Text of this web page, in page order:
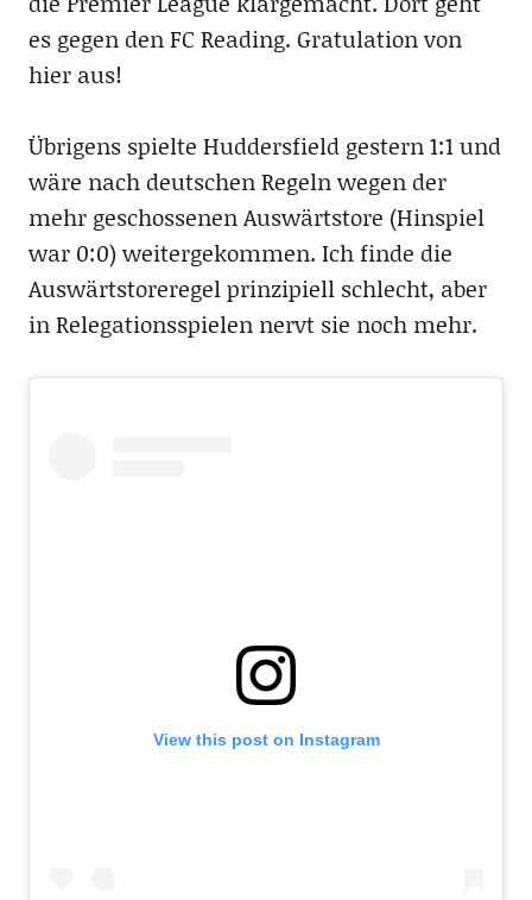
es gegen den FC Reading. Gratulation von
hier aus!
Übrigens spielte Huddersfield gestern 1:1 und
wäre nach deutschen Regeln wegen der
mehr geschossenen Auswärtstore (Hinspiel
war 0:0) weitergekommen. Ich finde die
Auswärtstoreregel prinzipiell schlecht, aber
in Relegationsspielen nervt sie noch mehr.
View this post on Instagram